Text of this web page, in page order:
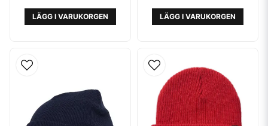
LÄGG I VARUKORGEN LÄGG I VARUKORGEN